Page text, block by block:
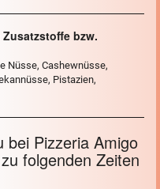
bzw.
Nüsse, Cashewnüsse,
Pistazien,
bei Pizzeria Amigo
folgenden Zeiten